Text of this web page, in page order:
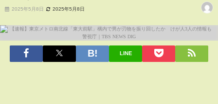
2025年5月8日 2025年5月8日
LINE